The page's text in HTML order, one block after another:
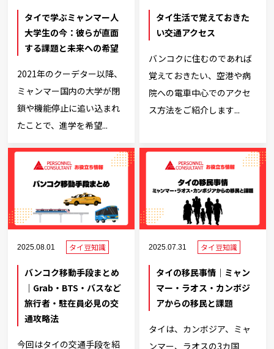
タイで学ぶミャンマー人
大学生の今：彼らが直面
する課題と未来への希望
2021年のクーデター以降、
ミャンマー国内の大学が閉
鎖や機能停止に追い込まれ
たことで、進学を希望...
タイ生活で覚えておきた
い交通アクセス
バンコクに住むのであれば
覚えておきたい、空港や病
院への電車中心でのアクセ
ス方法をご紹介します...
2025.08.01 タイ豆知識
バンコク移動手段まとめ
｜Grab・BTS・バスなど
旅行者・駐在員必見の交
通攻略法
今回はタイの交通手段を紹
2025.07.31 タイ豆知識
タイの移民事情｜ミャン
マー・ラオス・カンボジ
アからの移民と課題
タイは、カンボジア、ミャ
ンマー、ラオスの3カ国